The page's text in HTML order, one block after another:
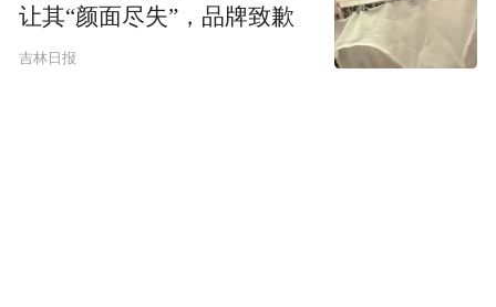
让其“颜面尽失”，品牌致歉
吉林日报